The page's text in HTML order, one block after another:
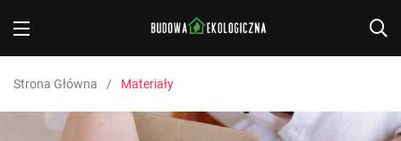
Strona Główna Materiały